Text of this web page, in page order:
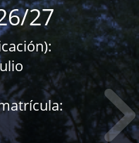
27